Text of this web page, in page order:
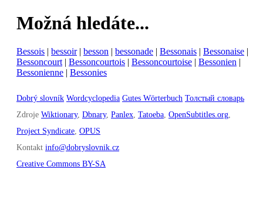
Možná hledáte...
Bessois | bessoir | besson | bessonade | Bessonais | Bessonaise |
Bessoncourt | Bessoncourtois | Bessoncourtoise | Bessonien |
Bessonienne | Bessonies
Dobrý slovník Wordcyclopedia Gutes Wörterbuch Толстый словарь
Zdroje Wiktionary, Dbnary, Panlex Tatoeba OpenSubtitles.org
Project Syndicate OPUS
Kontakt info@dobryslovnik.cz
Creative Commons BY-SA